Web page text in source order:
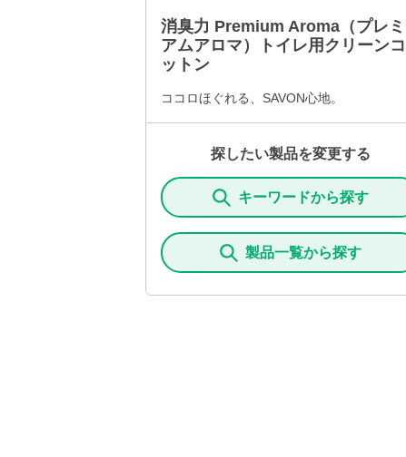
消臭力 Premium Aroma（プレミ
アムアロマ）トイレ用クリーンコ
ットン
ココロほぐれる、SAVON心地。
探したい製品を変更する
キーワードから探す
製品一覧から探す